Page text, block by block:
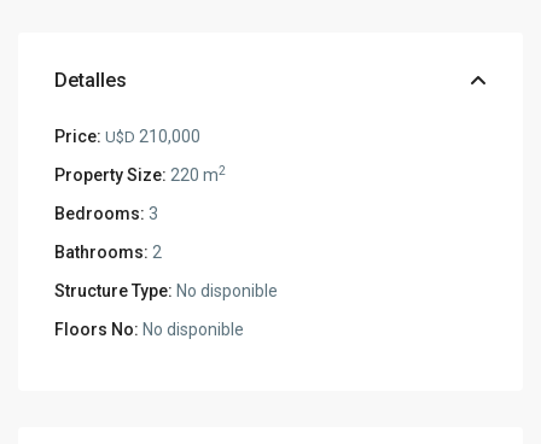
Detalles
Price: U$D 210,000
Property Size: 220 m2
Bedrooms: 3
Bathrooms: 2
Structure Type: No disponible
Floors No: No disponible